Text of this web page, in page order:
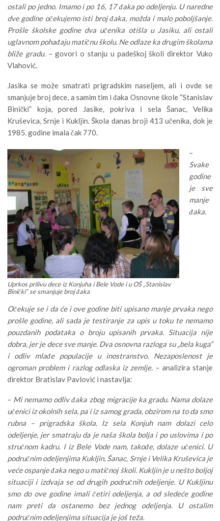
ostali po jedno. Imamo i po 16, 17 đaka po odeljenju. U naredne
dve godine očekujemo isti broj đaka, možda i malo poboljšanje.
Prošle školske godine dva učenika otišla u Jasiku, ali ostali
uglavnom pohađaju matičnu školu. Ne odlaze ka drugim školama
bliže gradu.– govori o stanju u padeškoj školi direktor Vuko
Vlahović.
Jasika se može smatrati prigradskim naseljem, ali i ovde se
smanjuje broj dece, a samim tim i đaka Osnovne škole “Stanislav
Binički” koja, pored Jasike, pokriva i sela Šanac, Velika
Kruševica, Srnje i Kukljin. Škola danas broji 413 učenika, dok je
1985. godine imala čak 770.
Uprkos prilivu dece iz Konjuha i Bele Vode i u OŠ „Stanislav
Binički“ se smanjuje broj đaka
–
Svake
godine
je sve
manje
đaka.
Očekuje se i da će i ove godine biti upisano manje prvaka nego
prošle godine, ali sada je testiranje za upis u toku te nemamo
pouzdanih podataka o broju upisanih prvaka. Situacija nije
dobra, jer je dece sve manje. Dva osnovna razloga su „bela kuga“
i odliv mlađe populacije u inostranstvo. Nezaposlenost je
ogroman problem i razlog odlaska iz zemlje. – analizira stanje
direktor Bratislav Pavlović i nastavlja:
– Mi nemamo odliv đaka zbog migracije ka gradu. Nama dolaze
učenici iz okolnih sela, pa i iz samog grada, obzirom na to da smo
rubna – prigradska škola. Iz sela Konjuh nam dolazi celo
odeljenje, jer smatraju da je naša škola bolja i po uslovima i po
stručnom kadru. I iz Bele Vode nam, takođe, dolaze učenici. U
područnim odeljenjima Kukljin, Šanac, Srnje i Velika Kruševica je
veće ospanje đaka nego u matičnoj školi. Kukljin je u nešto boljoj
situaciji i izdvaja se od drugih područnih odeljenje. U Kukljinu
smo do ove godine imali četiri odeljenja, a od sledeće godine
nam preti da ostanemo bez jednog odeljenja. U ostalim
područnim odeljenjima situacija je još teža.